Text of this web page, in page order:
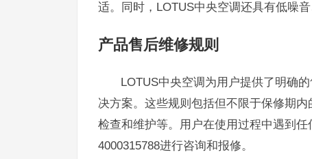
适。同时，LOTUS中央空调还具有低噪
产品售后维修规则
LOTUS中央空调为用户提供了明确
决方案。这些规则包括但不限于保修期
检查和维护等。用户在使用过程中遇到
4000315788进行咨询和报修。